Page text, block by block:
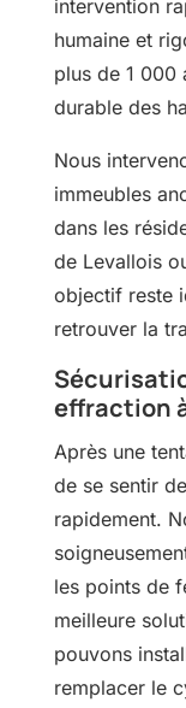
intervention
humaine et
plus de 1 000
durable des
Nous
immeubles
dans les
de Levallois
objectif reste
retrouver la
effraction
Après une
de se sentir
rapidement.
les points de
meilleure
pouvons
remplacer le